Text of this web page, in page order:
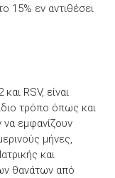
15% εν αντιθέσει
RSV, είναι
τρόπο όπως και
να εμφανίζουν
μήνες,
και
θανάτων από